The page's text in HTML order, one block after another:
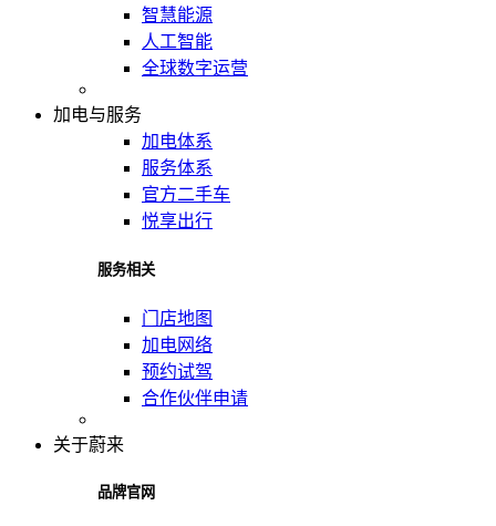
智慧能源
人工智能
全球数字运营
加电与服务
加电体系
服务体系
官方二手车
悦享出行
服务相关
门店地图
加电网络
预约试驾
合作伙伴申请
关于蔚来
品牌官网